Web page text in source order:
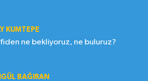
KUMTEPE
ne bekliyoruz, ne buluruz?
BAĞIRAN